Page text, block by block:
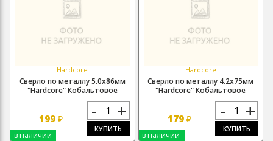
Hardcore
Сверло по металлу 5.0х86мм
"Hardcore" Кобальтовое
199₽ - +
КУПИТЬ
в наличии
Hardcore
Сверло по металлу 4.2х75мм
"Hardcore" Кобальтовое
179 ₽ - +
КУПИТЬ
в наличии